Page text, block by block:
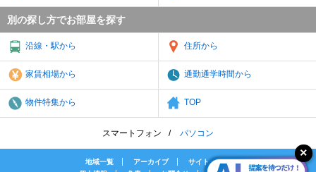
別の探し方でお部屋を探す
沿線・駅から 住所から
家賃相場から 通勤通学時間から
物件特集から TOP
スマートフォン パソコン
地域一覧 アーカイブ
サイトマップ